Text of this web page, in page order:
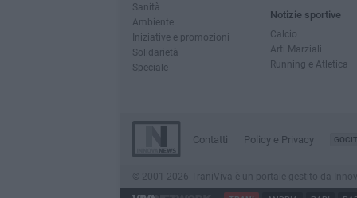
Sanità
Ambiente
Iniziative e promozioni
Solidarietà
Speciale
Notizie sportive
Calcio
Arti Marziali
Running e Atletica
Contatti Policy e Privacy
© 2001-2026 TraniViva è un portale gestito da